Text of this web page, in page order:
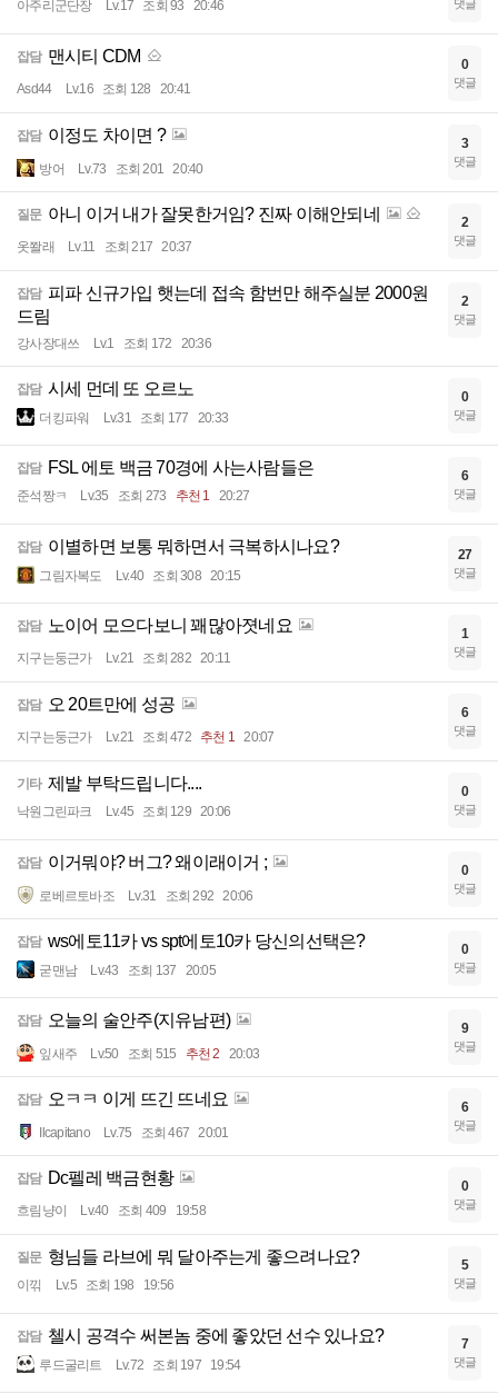
아주리군단장 Lv.17 조회 93 20:46 댓글
잡담 맨시티 CDM
Asd44 Lv.16 조회 128 20:41
0
댓글
잡담 이정도 차이면 ?
방어 Lv.73 조회 201 20:40
3
댓글
질문 아니 이거 내가 잘못한거임? 진짜 이해안되네
옷쫠래 Lv.11 조회 217 20:37
2
댓글
잡담 피파 신규가입 햇는데 접속 함번만 해주실분 2000원
드림
강사장대쓰 Lv.1 조회 172 20:36
2
댓글
잡담 시세 먼데 또 오르노
더킹파워 Lv.31 조회 177 20:33
0
댓글
잡담 FSL 에토 백금 70경에 사는사람들은
준석짱ㅋ Lv.35 조회 273 추천 1 20:27
6
댓글
잡담 이별하면 보통 뭐하면서 극복하시나요?
그림자복도 Lv.40 조회 308 20:15
27
댓글
잡담 노이어 모으다보니 꽤많아졋네요
지구는둥근가 Lv.21 조회 282 20:11
1
댓글
잡담 오 20트만에 성공
지구는둥근가 Lv.21 조회 472 추천 1 20:07
6
댓글
기타 제발 부탁드립니다....
낙원그린파크 Lv.45 조회 129 20:06
0
댓글
잡담 이거뭐야? 버그? 왜이래이거 ;
로베르토바조 Lv.31 조회 292 20:06
0
댓글
잡담 ws에토11카 vs spt에토10카 당신의선택은?
굳맨남 Lv.43 조회 137 20:05
0
댓글
잡담 오늘의 술안주(지유남편)
잎새주 Lv.50 조회 515 추천 2 20:03
9
댓글
잡담 오ㅋㅋ 이게 뜨긴 뜨네요
Ilcapitano Lv.75 조회 467 20:01
6
댓글
잡담 Dc펠레 백금현황
흐림냥이 Lv.40 조회 409 19:58
0
댓글
질문 형님들 라브에 뭐 달아주는게 좋으려나요?
이끾 Lv.5 조회 198 19:56
5
댓글
잡담 첼시 공격수 써본놈 중에 좋았던 선수 있나요?
루드굴리트 Lv.72 조회 197 19:54
7
댓글